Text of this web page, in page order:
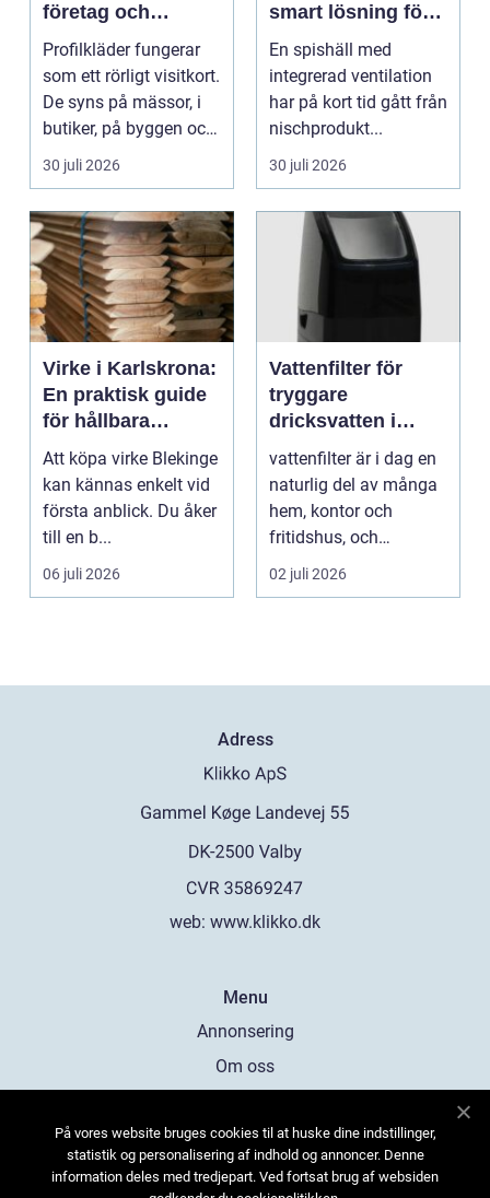
företag och
klubbar en
starkare identitet
Profilkläder fungerar
som ett rörligt visitkort.
De syns på mässor, i
butiker, på byggen och
längs v...
30 juli 2026
smart lösning för
moderna kök
En spishäll med
integrerad ventilation
har på kort tid gått från
nischprodukt...
30 juli 2026
Virke i Karlskrona:
En praktisk guide
för hållbara
byggprojekt
Att köpa virke Blekinge
kan kännas enkelt vid
första anblick. Du åker
till en b...
06 juli 2026
Vattenfilter för
tryggare
dricksvatten i
vardagen
vattenfilter är i dag en
naturlig del av många
hem, kontor och
fritidshus, och
intresset ökar för va...
02 juli 2026
Adress
web: www.klikko.dk
Menu
Annonsering
Om oss
Kontakta oss
Sitemap
På vores website bruges cookies til at huske dine indstillinger,
statistik og personalisering af indhold og annoncer. Denne
information deles med tredjepart. Ved fortsat brug af websiden